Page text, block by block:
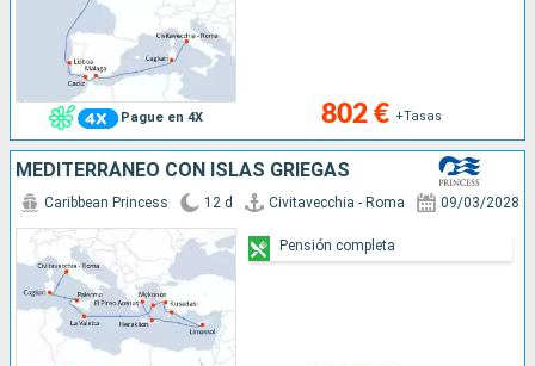
Pague en 4X 802 € +Tasas
MEDITERRÁNEO CON ISLAS GRIEGAS
Caribbean Princess 12 d Civitavecchia - Roma 09/03/2028
Pensión completa